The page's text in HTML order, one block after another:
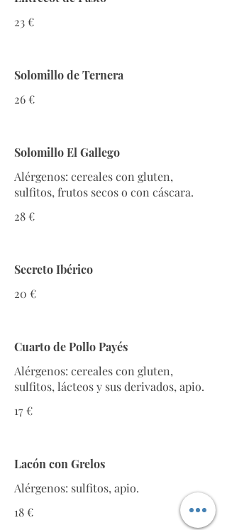
23 €
Solomillo de Ternera
26 €
Solomillo El Gallego
Alérgenos: cereales con gluten,
sulfitos, frutos secos o con cáscara.
28 €
Secreto Ibérico
20 €
Cuarto de Pollo Payés
Alérgenos: cereales con gluten,
sulfitos, lácteos y sus derivados, apio.
17 €
Lacón con Grelos
Alérgenos: sulfitos, apio.
18 €